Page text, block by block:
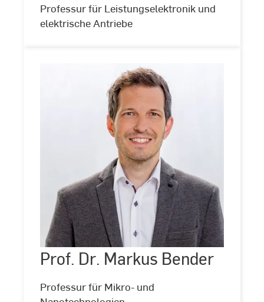
Professur für Leistungselektronik und
elektrische Antriebe
©
Andreas
Schlote
Prof. Dr. Markus Bender
Professur für Mikro- und
Prof.
Dr.
Markus
Bender